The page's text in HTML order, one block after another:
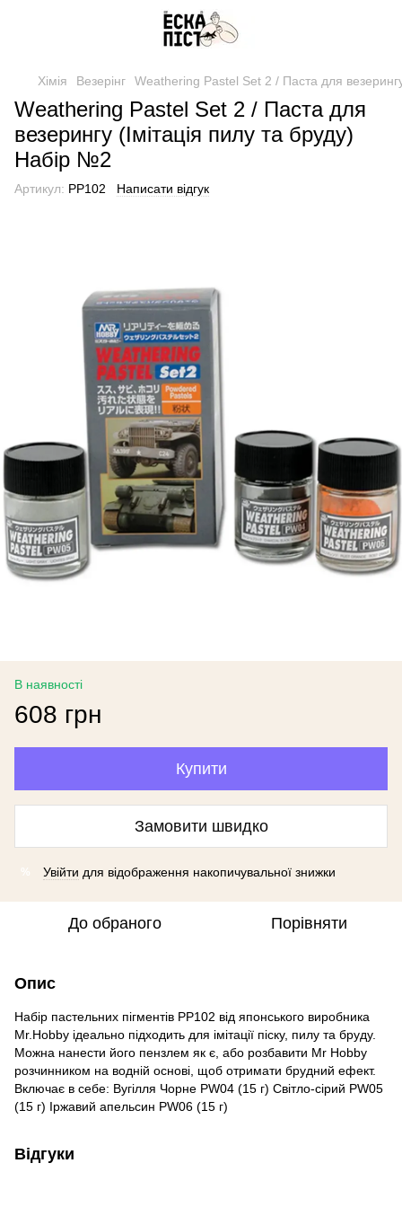
Хімія Везерінг Weathering Pastel Set 2 / Паста для
Weathering Pastel Set 2 / Паста для
везерингу (Імітація пилу та бруду)
Набір №2
Артикул: PP102 Написати відгук
В наявності
608 грн
Купити
Замовити швидко
% Увійти для відображення накопичувальної знижки
До обраного Порівняти
Опис
Набір пастельних пігментів PP102 від японського виробника
Mr.Hobby ідеально підходить для імітації піску, пилу та бруду.
Можна нанести його пензлем як є, або розбавити Mr Hobby
розчинником на водній основі, щоб отримати брудний ефект.
Включає в себе: Вугілля Чорне PW04 (15 г) Світло-сірий PW05
(15 г) Іржавий апельсин PW06 (15 г)
Відгуки